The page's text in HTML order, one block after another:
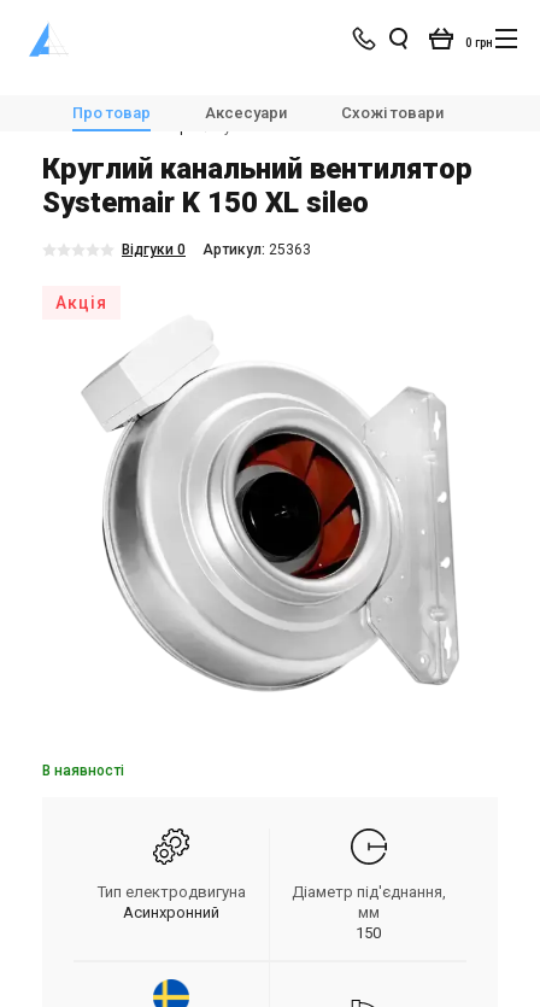
0 грн
Магазин Вентиляція
Вентилятори
Канальні вентилятори
Про товар Аксесуари Схожі товари
Круглий канальний вентилятор
Systemair K 150 XL sileo
Відгуки 0 Aртикул: 25363
Акція
В наявності
Тип електродвигуна
Асинхронний
Діаметр під'єднання,
мм
150